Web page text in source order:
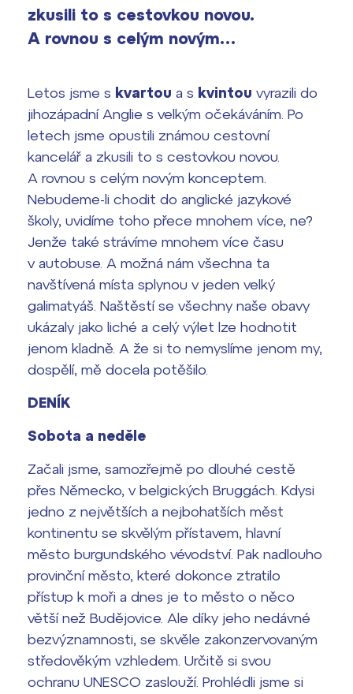
Zahraniční stipendia
Maturitní témata
Pomoc! Mám problém!
Harmonogram školního roku
Termíny maturit
zkusili to s cestovkou novou.
A rovnou s celým novým…
Letos jsme s kvartou a s kvintou vyrazili do
jihozápadní Anglie s velkým očekáváním. Po
letech jsme opustili známou cestovní
kancelář a zkusili to s cestovkou novou.
A rovnou s celým novým konceptem.
Nebudeme-li chodit do anglické jazykové
školy, uvidíme toho přece mnohem více, ne?
Jenže také strávíme mnohem více času
v autobuse. A možná nám všechna ta
navštívená místa splynou v jeden velký
galimatyáš. Naštěstí se všechny naše obavy
ukázaly jako liché a celý výlet lze hodnotit
jenom kladně. A že si to nemyslíme jenom my,
dospělí, mě docela potěšilo.
DENÍK
Sobota a neděle
Začali jsme, samozřejmě po dlouhé cestě
přes Německo, v belgických Bruggách. Kdysi
jedno z největších a nejbohatších měst
kontinentu se skvělým přístavem, hlavní
město burgundského vévodství. Pak nadlouho
provinční město, které dokonce ztratilo
přístup k moři a dnes je to město o něco
větší než Budějovice. Ale díky jeho nedávné
bezvýznamnosti, se skvěle zakonzervovaným
středověkým vzhledem. Určitě si svou
ochranu UNESCO zaslouží. Prohlédli jsme si